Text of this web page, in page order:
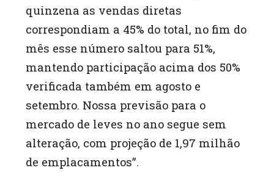
quinzena as vendas diretas
correspondiam a 45% do total, no fim do
mês esse número saltou para 51%,
mantendo participação acima dos 50%
verificada também em agosto e
setembro. Nossa previsão para o
mercado de leves no ano segue sem
alteração, com projeção de 1,97 milhão
de emplacamentos”.